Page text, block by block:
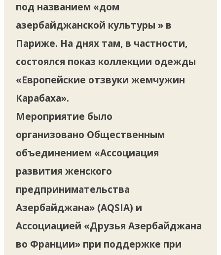
под названием «дом
азербайджанской культуры » в
Париже. На днях там, в частности,
состоялся показ коллекции одежды
«Европейские отзвуки жемчужин
Карабаха».
Мероприятие было
организовано Общественным
объединением «Ассоциация
развития женского
предпринимательства
Азербайджана» (AQSIA) и
Ассоциацией «Друзья Азербайджана
во Франции» при поддержке при